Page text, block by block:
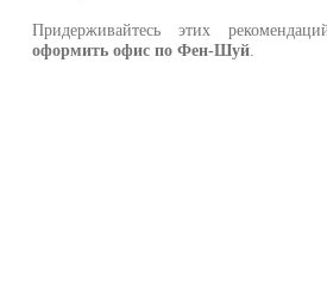
Придерживайтесь этих
оформить офис по Фен-Шуй